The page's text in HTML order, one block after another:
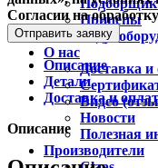
Подборщик
Прицепы
О нас
Доставка и
Видео
Новости
Полезная
Производители
Согласии на
Отправить заявку
Описание
Детали
Доставка и
Описание